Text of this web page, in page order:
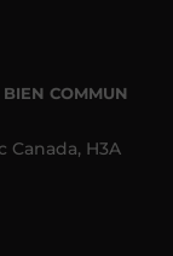
COMMUN
Canada, H3A